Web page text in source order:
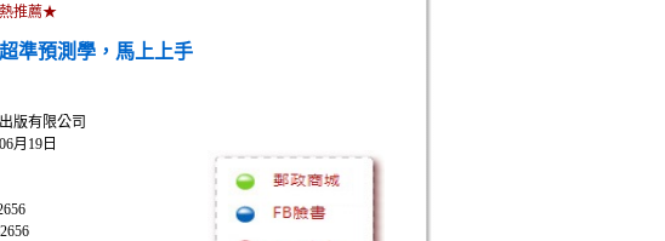
推薦★
準預測學，馬上上手
版有限公司
月19日